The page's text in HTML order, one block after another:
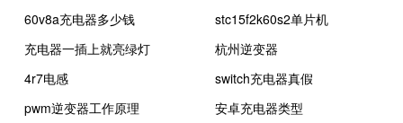
60v8a充电器多少钱
stc15f2k60s2单片机
充电器一插上就亮绿灯
杭州逆变器
4r7电感
switch充电器真假
pwm逆变器工作原理
安卓充电器类型